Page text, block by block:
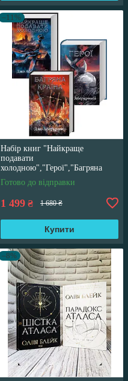
–11%
Набір книг "Найкраще
подавати
холодною","Герої","Багряна
країна" Джо Аберкромбі
Готово до відправки
1 499 ₴ 1 680 ₴
Купити
–8%